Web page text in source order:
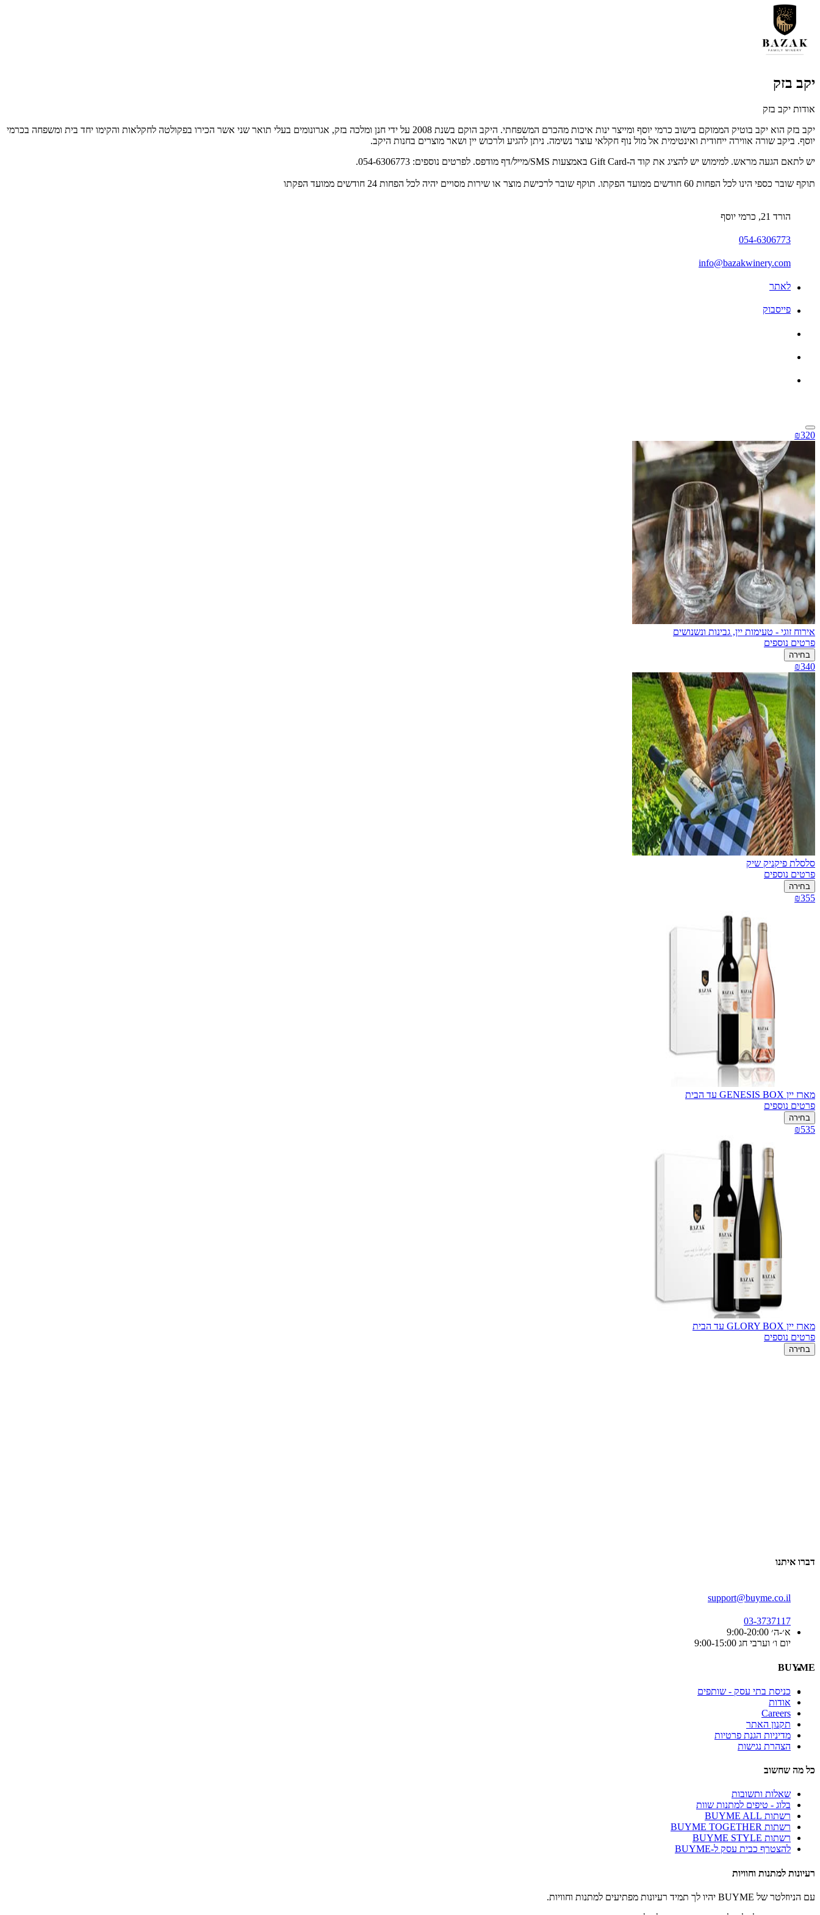
יקב בזק
אודות יקב בזק
יקב בזק הוא יקב בוטיק הממוקם בישוב כרמי יוסף ומייצר ינות איכות מהכרם המשפחתי. היקב הוקם בשנת 2008 על ידי חנן ומלכה בזק, אגרונומים בעלי תואר שני אשר הכירו בפקולטה לחקלאות והקימו יחד בית ומשפחה בכרמי
יוסף. ביקב שורה אווירה ייחודית ואינטימית אל מול נוף חקלאי עוצר נשימה. ניתן להגיע ולרכוש יין ושאר מוצרים בחנות היקב.
יש לתאם הגעה מראש. למימוש יש להציג את קוד ה-Gift Card באמצעות SMS/מייל/דף מודפס. לפרטים נוספים: 054-6306773.
תוקף שובר כספי הינו לכל הפחות 60 חודשים ממועד הפקתו. תוקף שובר לרכישת מוצר או שירות מסויים יהיה לכל הפחות 24 חודשים ממועד הפקתו
הורד 21, כרמי יוסף
054-6306773
info@bazakwinery.com
לאתר
פייסבוק
₪320
אירוח זוגי - טעימות יין, גבינות ונשנושים
פרטים נוספים
בחירה
₪340
סלסלת פיקניק שיק
פרטים נוספים
בחירה
₪355
מארז יין GENESIS BOX עד הבית
פרטים נוספים
בחירה
₪535
מארז יין GLORY BOX עד הבית
פרטים נוספים
בחירה
דברו איתנו
support@buyme.co.il
03-3737117
א׳-ה׳ 9:00-20:00
יום ו׳ וערבי חג 9:00-15:00
BUYME
כניסת בתי עסק - שותפים
אודות
Careers
תקנון האתר
מדיניות הגנת פרטיות
הצהרת נגישות
כל מה שחשוב
שאלות ותשובות
בלוג - טיפים למתנות שוות
רשתות BUYME ALL
רשתות BUYME TOGETHER
רשתות BUYME STYLE
להצטרף כבית עסק ל-BUYME
רעיונות למתנות וחוויות
עם הניוזלטר של BUYME יהיו לך תמיד רעיונות מפתיעים למתנות וחוויות.